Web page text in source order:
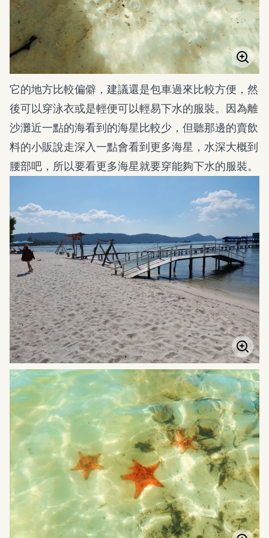
它的地方比較偏僻，建議還是包車過來比較方便，然
後可以穿泳衣或是輕便可以輕易下水的服裝。因為離
沙灘近一點的海看到的海星比較少，但聽那邊的賣飲
料的小販說走深入一點會看到更多海星，水深大概到
腰部吧，所以要看更多海星就要穿能夠下水的服裝。